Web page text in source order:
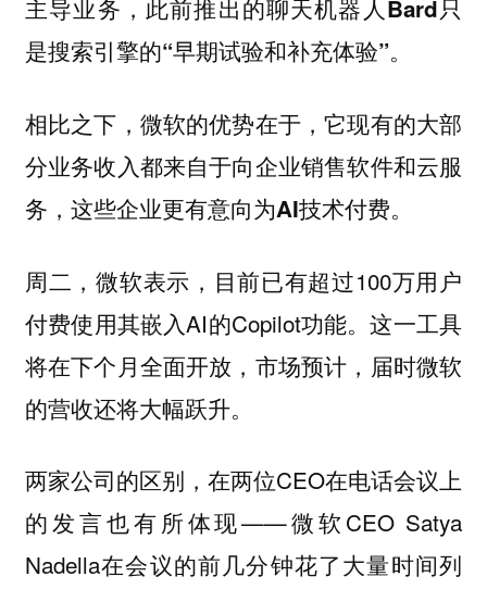
主导业务，此前推出的聊天机器人Bard只
是搜索引擎的“早期试验和补充体验”。
相比之下，微软的优势在于，它现有的大部
分业务收入都来自于向企业销售软件和云服
务，这些企业更有意向为AI技术付费。
周二，微软表示，目前已有超过100万用户
付费使用其嵌入AI的Copilot功能。这一工具
将在下个月全面开放，市场预计，届时微软
的营收还将大幅跃升。
两家公司的区别，在两位CEO在电话会议上
的发言也有所体现——微软CEO Satya
Nadella在会议的前几分钟花了大量时间列